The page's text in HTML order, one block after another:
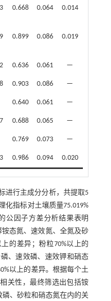
0.668 0.064 0.014
0.899 0.086 0.019
0.636 0.061 —
0.903 0.086 —
0.640 0.061 —
0.688 0.065 —
0.769 0.073 —
0.986 0.094 0.020
进行主成分分析，共提取5
化指标对土壤质量75.019%
公因子方差分析结果表明
态氮、速效氮、全氮及砂
上的差异；粉粒70%以上的
、速效磷、速效钾和硝态
以上的差异。根据每个土
关性，最终筛选出包括铵
磷、砂粒和硝态氮在内的关